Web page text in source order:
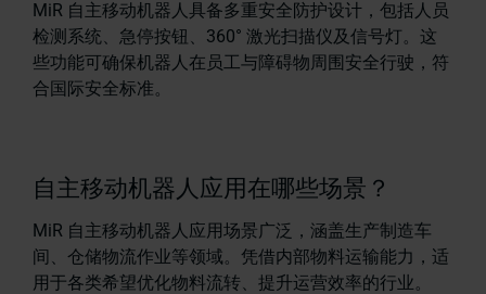
MiR 自主移动机器人具备多重安全防护设计，包括人员
检测系统、急停按钮、360° 激光扫描仪及信号灯。这
些功能可确保机器人在员工与障碍物周围安全行驶，符
合国际安全标准。
自主移动机器人应用在哪些场景？
MiR 自主移动机器人应用场景广泛，涵盖生产制造车
间、仓储物流作业等领域。凭借内部物料运输能力，适
用于各类希望优化物料流转、提升运营效率的行业。